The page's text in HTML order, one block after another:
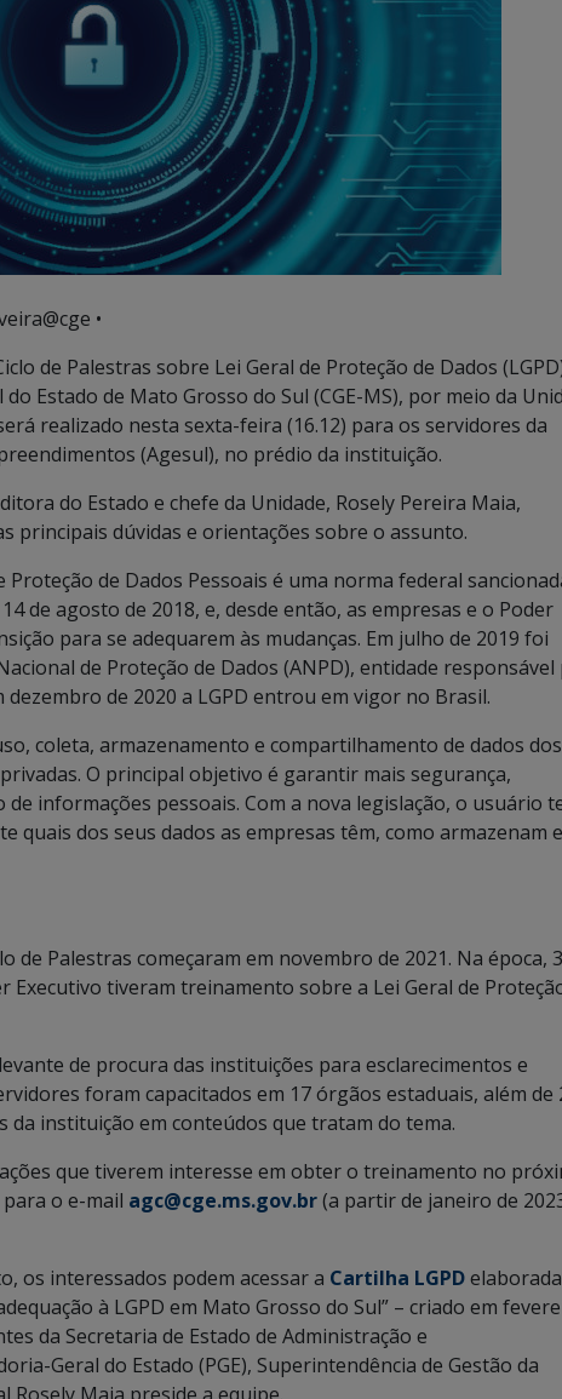
•
de Palestras sobre Lei Geral de Proteção de Dados
Estado de Mato Grosso do Sul (CGE-MS), por meio da
realizado nesta sexta-feira (16.12) para os servidores da
(Agesul), no prédio da instituição.
do Estado e chefe da Unidade, Rosely Pereira Maia,
principais dúvidas e orientações sobre o assunto.
Proteção de Dados Pessoais é uma norma federal
de agosto de 2018, e, desde então, as empresas e o Poder
para se adequarem às mudanças. Em julho de 2019 foi
de Proteção de Dados (ANPD), entidade
de 2020 a LGPD entrou em vigor no Brasil.
coleta, armazenamento e compartilhamento de dados dos
O principal objetivo é garantir mais segurança,
informações pessoais. Com a nova legislação, o usuário
dos seus dados as empresas têm, como armazenam
de Palestras começaram em novembro de 2021. Na época,
Executivo tiveram treinamento sobre a Lei Geral de
de procura das instituições para esclarecimentos e
foram capacitados em 17 órgãos estaduais, além de
da instituição em conteúdos que tratam do tema.
que tiverem interesse em obter o treinamento no
o e-mail agc@cge.ms.gov.br(a partir de janeiro de
os interessados podem acessar a Cartilha LGPDelaborada
à LGPD em Mato Grosso do Sul” – criado em
da Secretaria de Estado de Administração e
Geral do Estado (PGE), Superintendência de Gestão da